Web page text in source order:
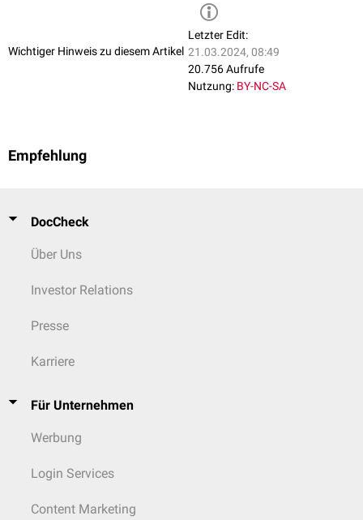
Wichtiger Hinweis zu diesem Artikel
Letzter Edit:
21.03.2024, 08:49
20.756 Aufrufe
Nutzung: BY-NC-SA
Empfehlung
DocCheck
Über Uns
Investor Relations
Presse
Karriere
Für Unternehmen
Werbung
Login Services
Content Marketing